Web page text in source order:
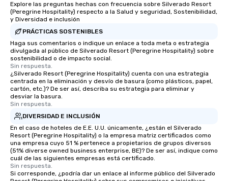
Explore las preguntas hechas con frecuencia sobre Silverado Resort
(Peregrine Hospitality) respecto a la Salud y seguridad, Sostenibilidad,
y Diversidad e inclusión
PRÁCTICAS SOSTENIBLES
Haga sus comentarios o indique un enlace a toda meta o estrategia
divulgada al público de Silverado Resort (Peregrine Hospitality) sobre
sostenibilidad o de impacto social.
Sin respuesta.
¿Silverado Resort (Peregrine Hospitality) cuenta con una estrategia
centrada en la eliminación y desvío de basura (como plásticos, papel,
cartón, etc.)? De ser así, describa su estrategia para eliminar y
desviar la basura.
Sin respuesta.
DIVERSIDAD E INCLUSIÓN
En el caso de hoteles de E.E. U.U. únicamente, ¿están el Silverado
Resort (Peregrine Hospitality) o la empresa matriz certificados como
una empresa cuyo 51 % pertenece a propietarios de grupos diversos
(51% diverse owned business enterprise, BE)? De ser así, indique como
cuál de las siguientes empresas está certificado.
Sin respuesta.
Si corresponde, ¿podría dar un enlace al informe público del Silverado